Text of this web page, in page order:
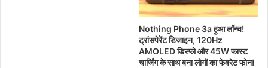
Nothing Phone 3a हुआ लॉन्च!
ट्रांसपेरेंट डिजाइन, 120Hz
AMOLED डिस्प्ले और 45W फास्ट
चार्जिंग के साथ बना लोगों का फेवरेट फोन!